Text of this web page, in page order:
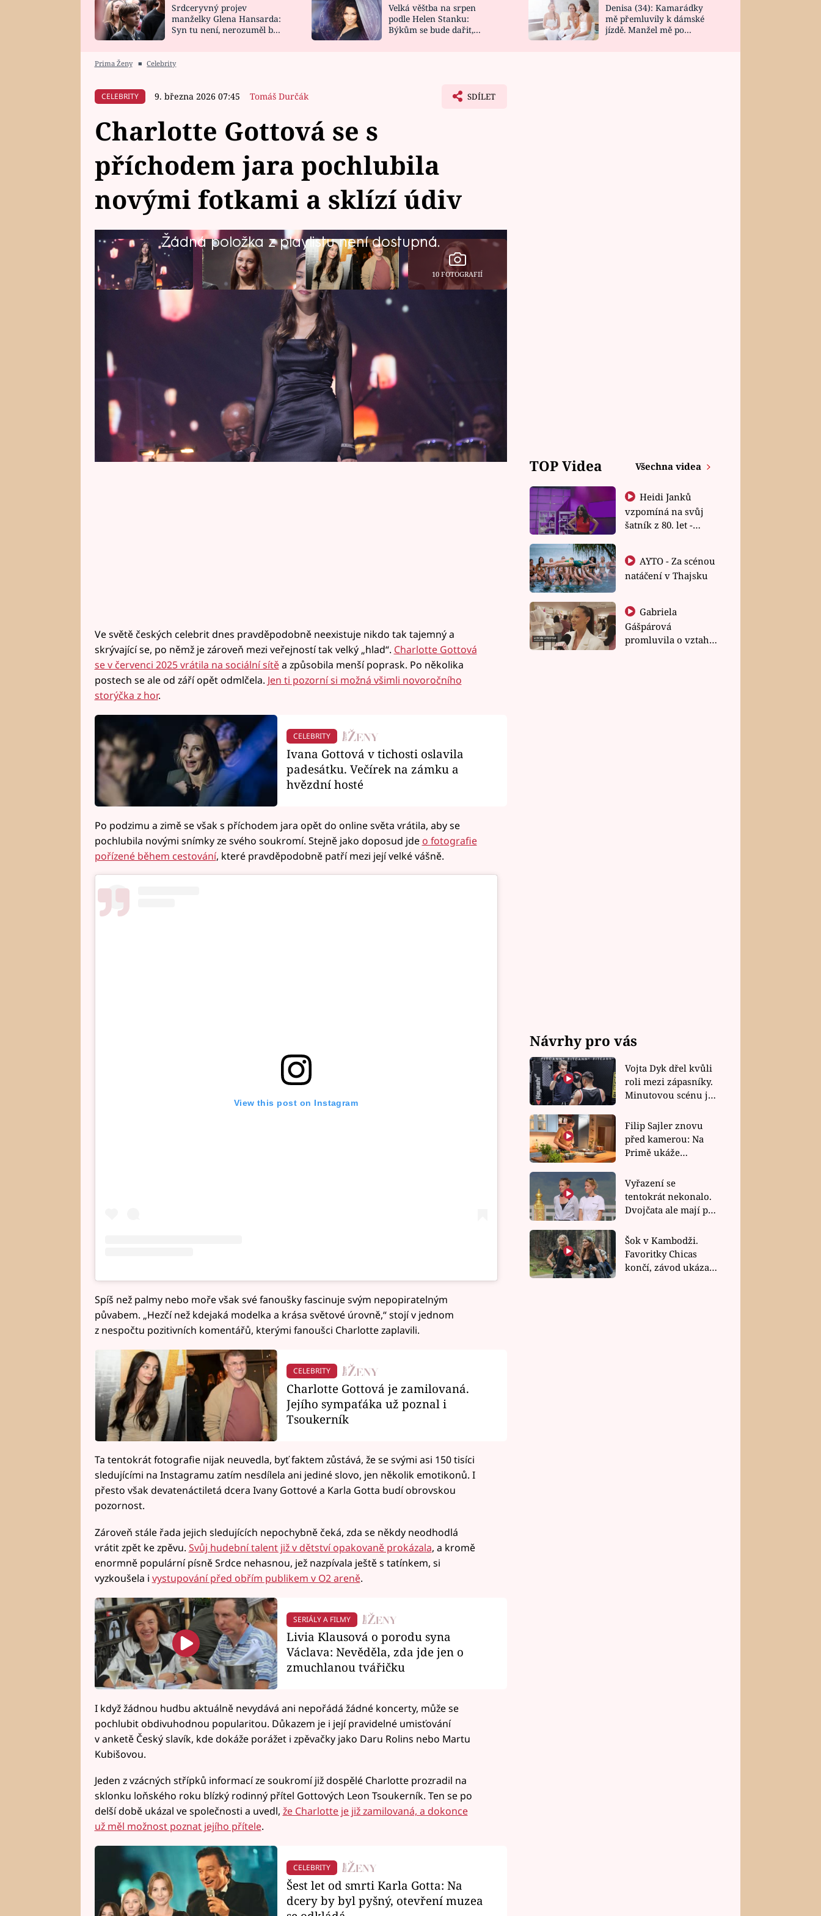
HOROSKOP NA
CELEBRITY
VAŘENÍ
NOVINKY
VIDEORECEPTY
DESIGN
Srdceryvný projev
manželky Glena Hansarda:
Syn tu není, nerozuměl by
Velká věštba na srpen
podle Helen Stanku:
Býkům se bude dařit,
Denisa (34): Kamarádky
mě přemluvily k dámské
jízdě. Manžel mě po
Prima Ženy ■ Celebrity
CELEBRITY 9. března 2026 07:45 Tomáš Durčák SDÍLET
Charlotte Gottová se s
příchodem jara pochlubila
novými fotkami a sklízí údiv
Žádná položka z playlistu není dostupná.
10 FOTOGRAFIÍ
Starší ze dvou dcer Ivany Gottové a Karla Gotta se po půlroční odmlce
opět ukázala na sociálních sítích. Charlotte Gottová se podobně jako
minule pochlubila snímky z cest, kde však fanoušky víc než palmy
nebo moře zaujal půvab devatenáctileté dívky, která má hromady
fanoušků a pravidelně boduje i na Slavíkovi, i když o jejím soukromí
nikdo nic neví.
Ve světě českých celebrit dnes pravděpodobně neexistuje nikdo tak tajemný a
skrývající se, po němž je zároveň mezi veřejností tak velký „hlad“. Charlotte Gottová
se v červenci 2025 vrátila na sociální sítěa způsobila menší poprask. Po několika
postech se ale od září opět odmlčela. Jen ti pozorní si možná všimli novoročního
storýčka z hor.
CELEBRITY
Ivana Gottová v tichosti oslavila
padesátku. Večírek na zámku a
hvězdní hosté
Po podzimu a zimě se však s příchodem jara opět do online světa vrátila, aby se
pochlubila novými snímky ze svého soukromí. Stejně jako doposud jde o fotografie
pořízené během cestování, které pravděpodobně patří mezi její velké vášně.
View this post on Instagram
Spíš než palmy nebo moře však své fanoušky fascinuje svým nepopiratelným
půvabem. „Hezčí než kdejaká modelka a krása světové úrovně,“ stojí v jednom
z nespočtu pozitivních komentářů, kterými fanoušci Charlotte zaplavili.
CELEBRITY
Charlotte Gottová je zamilovaná.
Jejího sympaťáka už poznal i
Tsoukerník
Ta tentokrát fotografie nijak neuvedla, byť faktem zůstává, že se svými asi 150 tisíci
sledujícími na Instagramu zatím nesdílela ani jediné slovo, jen několik emotikonů. I
přesto však devatenáctiletá dcera Ivany Gottové a Karla Gotta budí obrovskou
pozornost.
Zároveň stále řada jejich sledujících nepochybně čeká, zda se někdy neodhodlá
vrátit zpět ke zpěvu. Svůj hudební talent již v dětství opakovaně prokázala, a kromě
enormně populární písně Srdce nehasnou, jež nazpívala ještě s tatínkem, si
vyzkoušela i vystupování před obřím publikem v O2 areně.
SERIÁLY A FILMY
Livia Klausová o porodu syna
Václava: Nevěděla, zda jde jen o
zmuchlanou tvářičku
I když žádnou hudbu aktuálně nevydává ani nepořádá žádné koncerty, může se
pochlubit obdivuhodnou popularitou. Důkazem je i její pravidelné umisťování
v anketě Český slavík, kde dokáže porážet i zpěvačky jako Daru Rolins nebo Martu
Kubišovou.
Jeden z vzácných střípků informací ze soukromí již dospělé Charlotte prozradil na
sklonku loňského roku blízký rodinný přítel Gottových Leon Tsoukerník. Ten se po
delší době ukázal ve společnosti a uvedl, že Charlotte je již zamilovaná, a dokonce
už měl možnost poznat jejího přítele.
CELEBRITY
Šest let od smrti Karla Gotta: Na
dcery by byl pyšný, otevření muzea
TOP Videa Všechna videa
Heidi Janků
vzpomíná na svůj
šatník z 80. let -
natáčení v Thajsku
Gabriela
Gášpárová
promluvila o vztahu
Návrhy pro vás
Vojta Dyk dřel kvůli
roli mezi zápasníky.
Minutovou scénu jel
Filip Sajler znovu
před kamerou: Na
Primě ukáže
rychlé recepty
Vyřazení se
tentokrát nekonalo.
Dvojčata ale mají po
závodu nůž na krku
Šok v Kambodži.
Favoritky Chicas
končí, závod ukázal